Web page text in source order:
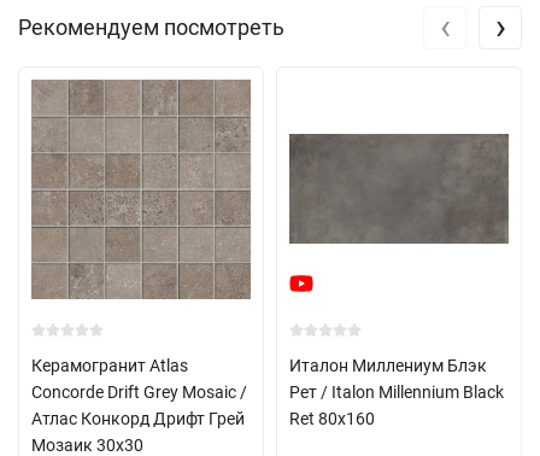
количеством укладочных швов.
Рекомендуем посмотреть
Керамогранит Atlas
Concorde Drift Grey Mosaic /
Атлас Конкорд Дрифт Грей
Мозаик 30x30
Италон Миллениум Блэк
Рет / Italon Millennium Black
Ret 80x160
‹ ›